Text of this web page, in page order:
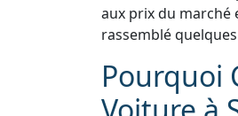
aux prix du marché
rassemblé
Pourquoi